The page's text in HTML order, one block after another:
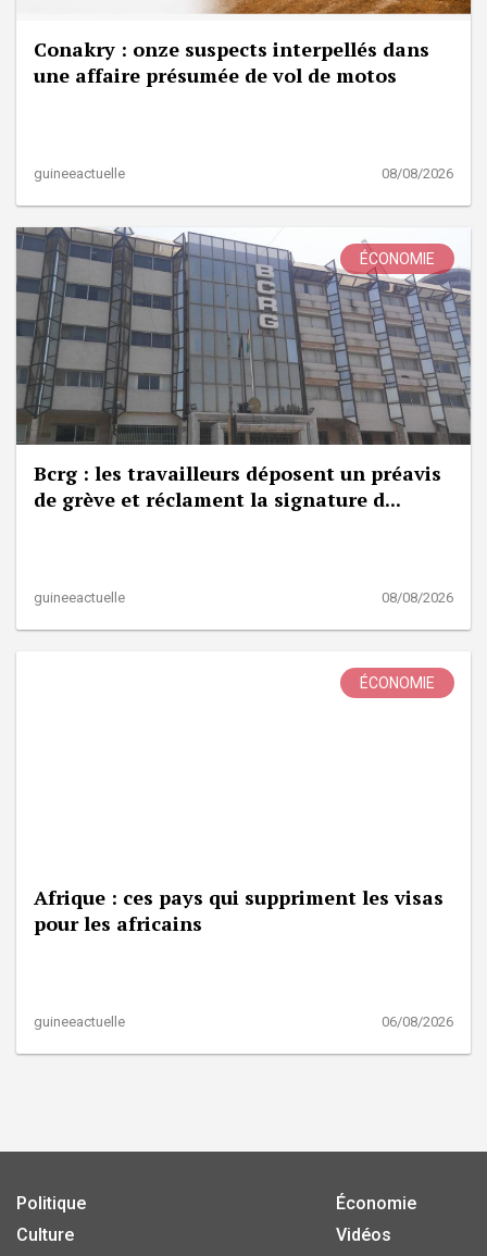
Conakry : onze suspects interpellés dans
une affaire présumée de vol de motos
guineeactuelle 08/08/2026
ÉCONOMIE
Bcrg : les travailleurs déposent un préavis
de grève et réclament la signature d...
guineeactuelle 08/08/2026
ÉCONOMIE
Afrique : ces pays qui suppriment les visas
pour les africains
guineeactuelle 06/08/2026
Politique
Culture
Économie
Vidéos